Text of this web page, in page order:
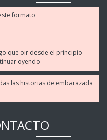
formato
que oir desde el principio
oyendo
las historias de embarazada